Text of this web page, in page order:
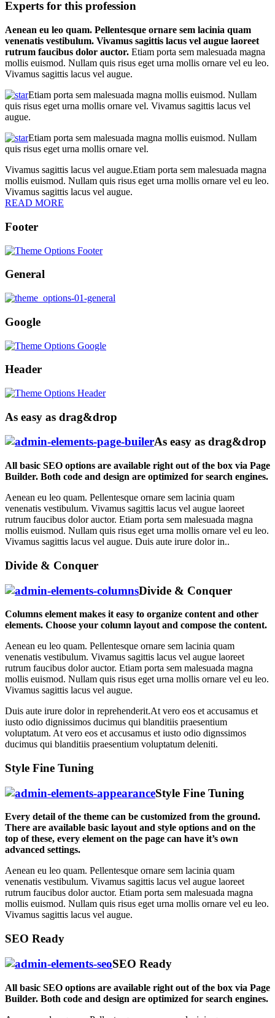
Experts for this profession
Aenean eu leo quam. Pellentesque ornare sem lacinia quam
venenatis vestibulum. Vivamus sagittis lacus vel augue laoreet
rutrum faucibus dolor auctor. Etiam porta sem malesuada magna
mollis euismod. Nullam quis risus eget urna mollis ornare vel eu leo.
Vivamus sagittis lacus vel augue.
Etiam porta sem malesuada magna mollis euismod. Nullam
quis risus eget urna mollis ornare vel. Vivamus sagittis lacus vel
augue.
Etiam porta sem malesuada magna mollis euismod. Nullam
quis risus eget urna mollis ornare vel.
Vivamus sagittis lacus vel augue.Etiam porta sem malesuada magna
mollis euismod. Nullam quis risus eget urna mollis ornare vel eu leo.
Vivamus sagittis lacus vel augue.
READ MORE
Footer
General
Google
Header
As easy as drag&drop
As easy as drag&drop
All basic SEO options are available right out of the box via Page
Builder. Both code and design are optimized for search engines.
Aenean eu leo quam. Pellentesque ornare sem lacinia quam
venenatis vestibulum. Vivamus sagittis lacus vel augue laoreet
rutrum faucibus dolor auctor. Etiam porta sem malesuada magna
mollis euismod. Nullam quis risus eget urna mollis ornare vel eu leo.
Vivamus sagittis lacus vel augue. Duis aute irure dolor in..
Divide & Conquer
Divide & Conquer
Columns element makes it easy to organize content and other
elements. Choose your column layout and compose the content.
Aenean eu leo quam. Pellentesque ornare sem lacinia quam
venenatis vestibulum. Vivamus sagittis lacus vel augue laoreet
rutrum faucibus dolor auctor. Etiam porta sem malesuada magna
mollis euismod. Nullam quis risus eget urna mollis ornare vel eu leo.
Vivamus sagittis lacus vel augue.
Duis aute irure dolor in reprehenderit.At vero eos et accusamus et
iusto odio dignissimos ducimus qui blanditiis praesentium
voluptatum. At vero eos et accusamus et iusto odio dignssimos
ducimus qui blanditiis praesentium voluptatum deleniti.
Style Fine Tuning
Style Fine Tuning
Every detail of the theme can be customized from the ground.
There are available basic layout and style options and on the
top of these, every element on the page can have it’s own
advanced settings.
Aenean eu leo quam. Pellentesque ornare sem lacinia quam
venenatis vestibulum. Vivamus sagittis lacus vel augue laoreet
rutrum faucibus dolor auctor. Etiam porta sem malesuada magna
mollis euismod. Nullam quis risus eget urna mollis ornare vel eu leo.
Vivamus sagittis lacus vel augue.
SEO Ready
SEO Ready
All basic SEO options are available right out of the box via Page
Builder. Both code and design are optimized for search engines.